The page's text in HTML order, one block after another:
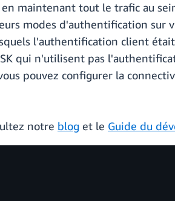
maintenant tout le trafic au
modes d'authentification sur
l'authentification client
qui n'utilisent pas
pouvez configurer la
notre blog et le Guide du